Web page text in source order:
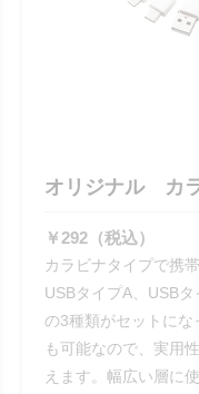
オリジナル カ
￥292（税込）
カラビナタイプで携
USBタイプA、USB
の3種類がセットにな
も可能なので、実用
えます。幅広い層に